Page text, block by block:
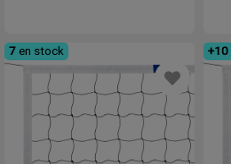
7 en stock +10